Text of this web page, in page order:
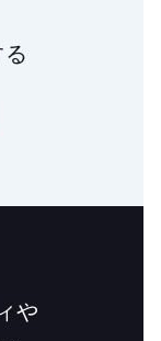
や